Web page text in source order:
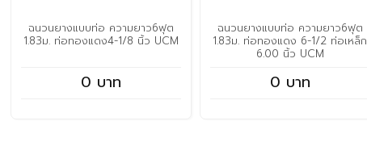
ฉนวนยางแบบท่อ ความยาว6ฟุต
1.83ม. ท่อทองแดง4-1/8 นิ้ว UCM
0 บาท
ฉนวนยางแบบท่อ ความยาว6ฟุต
1.83ม. ท่อทองแดง 6-1/2 ท่อเหล็ก
6.00 นิ้ว UCM
0 บาท